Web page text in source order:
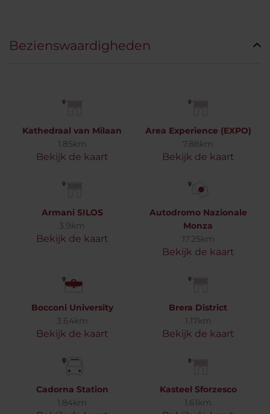
Bezienswaardigheden
Kathedraal van Milaan
1.85km
Bekijk de kaart
Area Experience (EXPO)
7.88km
Bekijk de kaart
Armani SILOS
3.9km
Bekijk de kaart
Autodromo Nazionale
Monza
17.25km
Bekijk de kaart
Bocconi University
3.64km
Bekijk de kaart
Brera District
1.17km
Bekijk de kaart
Cadorna Station
1.84km
Kasteel Sforzesco
1.61km